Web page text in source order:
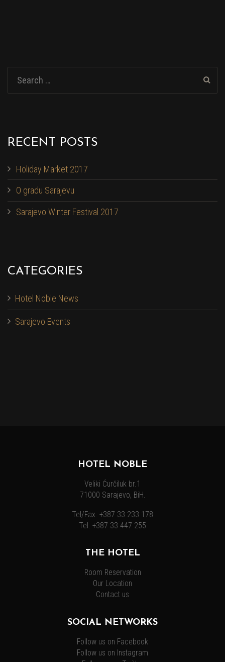
RECENT POSTS
Holiday Market 2017
O gradu Sarajevu
Sarajevo Winter Festival 2017
CATEGORIES
Hotel Noble News
Sarajevo Events
HOTEL NOBLE
Veliki Ćurčiluk br.1
71000 Sarajevo, BiH.
Tel/Fax. +387 33 233 178
Tel. +387 33 447 255
THE HOTEL
Room Reservation
Our Location
Contact us
SOCIAL NETWORKS
Follow us on Facebook
Follow us on Instagram